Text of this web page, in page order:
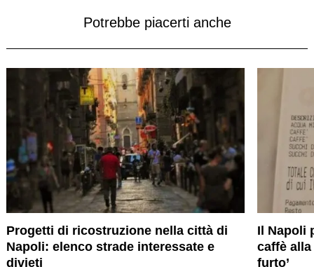
Potrebbe piacerti anche
Progetti di ricostruzione nella città di
Napoli: elenco strade interessate e
divieti
Il Napoli
caffè
furto’